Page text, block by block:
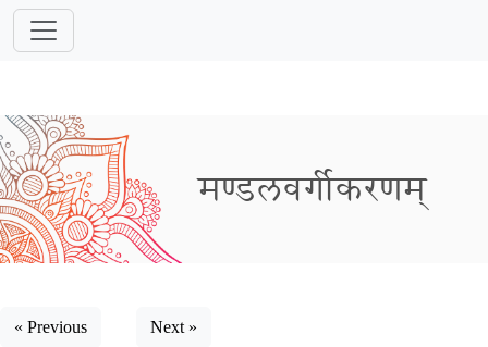
मण्डलवर्गीकरणम्
« Previous Next »